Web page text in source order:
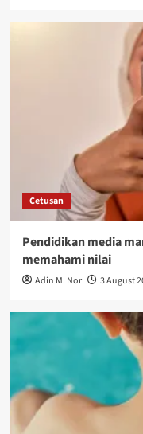
Cetusan
Pendidikan media
memahami nilai
Adin M. Nor 3 August